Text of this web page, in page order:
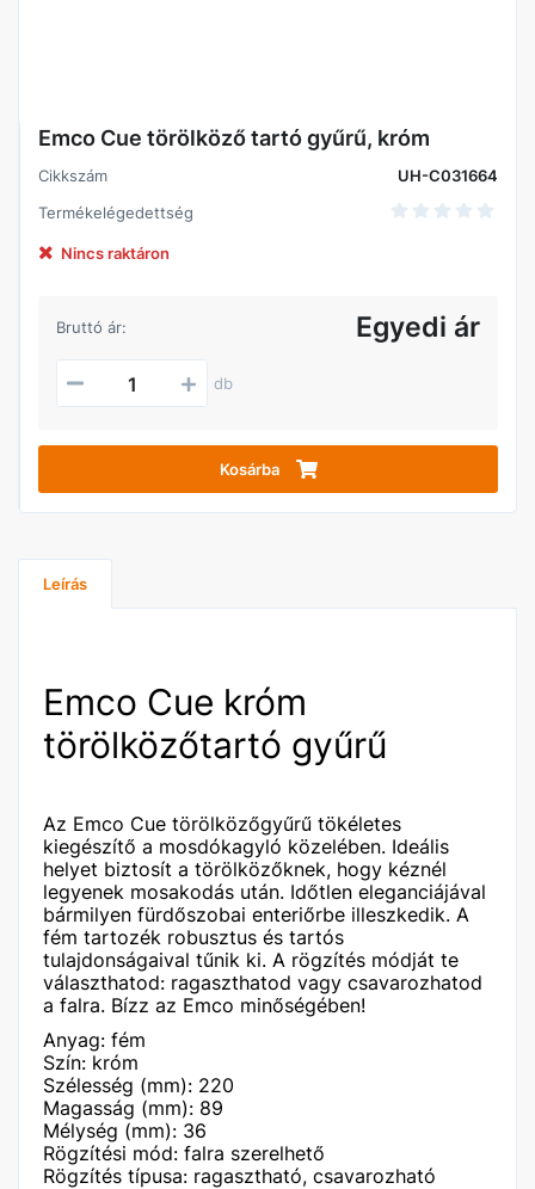
Emco Cue törölköző tartó gyűrű, króm
Cikkszám
UH-C031664
Termékelégedettség
Nincs raktáron
Bruttó ár: Egyedi ár
db
Kosárba
Leírás
Emco Cue króm
törölközőtartó gyűrű
Az Emco Cue törölközőgyűrű tökéletes
kiegészítő a mosdókagyló közelében. Ideális
helyet biztosít a törölközőknek, hogy kéznél
legyenek mosakodás után. Időtlen eleganciájával
bármilyen fürdőszobai enteriőrbe illeszkedik. A
fém tartozék robusztus és tartós
tulajdonságaival tűnik ki. A rögzítés módját te
választhatod: ragaszthatod vagy csavarozhatod
a falra. Bízz az Emco minőségében!
Anyag: fém
Szín: króm
Szélesség (mm): 220
Magasság (mm): 89
Mélység (mm): 36
Rögzítési mód: falra szerelhető
Rögzítés típusa: ragasztható, csavarozható